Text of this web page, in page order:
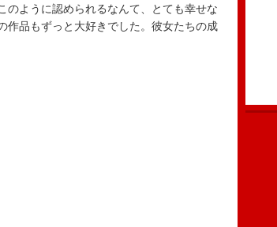
のように認められるなんて、とても幸せな
作品もずっと大好きでした。彼女たちの成